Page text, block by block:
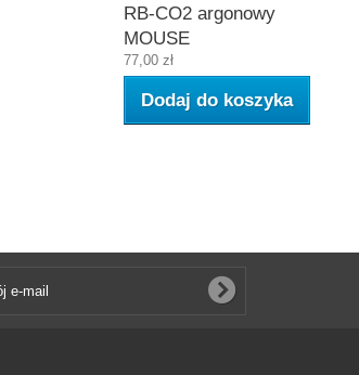
RB-CO2 argonowy
MOUSE
77,00 zł
Dodaj do koszyka